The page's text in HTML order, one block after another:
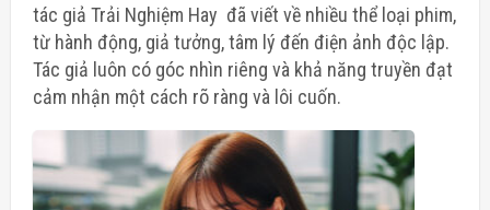
tác giả Trải Nghiệm Hay đã viết về nhiều thể loại phim,
từ hành động, giả tưởng, tâm lý đến điện ảnh độc lập.
Tác giả luôn có góc nhìn riêng và khả năng truyền đạt
cảm nhận một cách rõ ràng và lôi cuốn.